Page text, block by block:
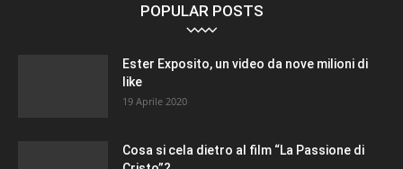
POPULAR POSTS
Ester Exposito, un video da nove milioni di
like
19 Aprile 2020
Cosa si cela dietro al film “La Passione di